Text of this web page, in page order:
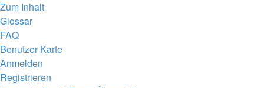
Zum Inhalt
Glossar
FAQ
Benutzer Karte
Anmelden
Registrieren